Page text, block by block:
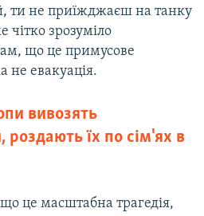
ти не приїжджаєш на танку
чітко зрозуміло
що це примусове
не евакуація.
вивозять
роздають їх по сім'ях в
це масштабна трагедія,